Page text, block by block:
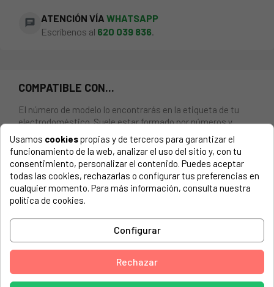
chat ATENCIÓN VÍA WHATSAPP
Escríbenos al 620 039 836.
COMPATIBLE CON...
El número de modelo lo encontrarás en la etiqueta de tu
electrodoméstico. Suele estar formado por números y
FUERA DE FABRICACIÓN
KENWOOD, JE 290 SERIES
KENWOOD, JE290SERIES
Usamos cookiespropias y de terceros para garantizar el
funcionamiento de la web, analizar el uso del sitio y, con tu
consentimiento, personalizar el contenido. Puedes aceptar
todas las cookies, rechazarlas o configurar tus preferencias en
cualquier momento. Para más información, consulta nuestra
política de cookies.
Configurar
Rechazar